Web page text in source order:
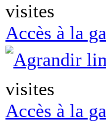
visites
Accès à la
visites
Accès à la